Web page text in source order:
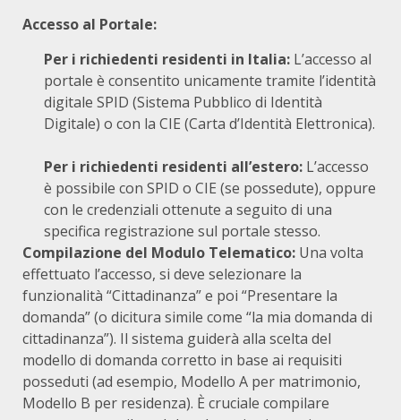
Accesso al Portale:
Per i richiedenti residenti in Italia: L’accesso al
portale è consentito unicamente tramite l’identità
digitale SPID (Sistema Pubblico di Identità
Digitale) o con la CIE (Carta d’Identità Elettronica).
Per i richiedenti residenti all’estero: L’accesso
è possibile con SPID o CIE (se possedute), oppure
con le credenziali ottenute a seguito di una
specifica registrazione sul portale stesso.
Compilazione del Modulo Telematico: Una volta
effettuato l’accesso, si deve selezionare la
funzionalità “Cittadinanza” e poi “Presentare la
domanda” (o dicitura simile come “la mia domanda di
cittadinanza”). Il sistema guiderà alla scelta del
modello di domanda corretto in base ai requisiti
posseduti (ad esempio, Modello A per matrimonio,
Modello B per residenza). È cruciale compilare